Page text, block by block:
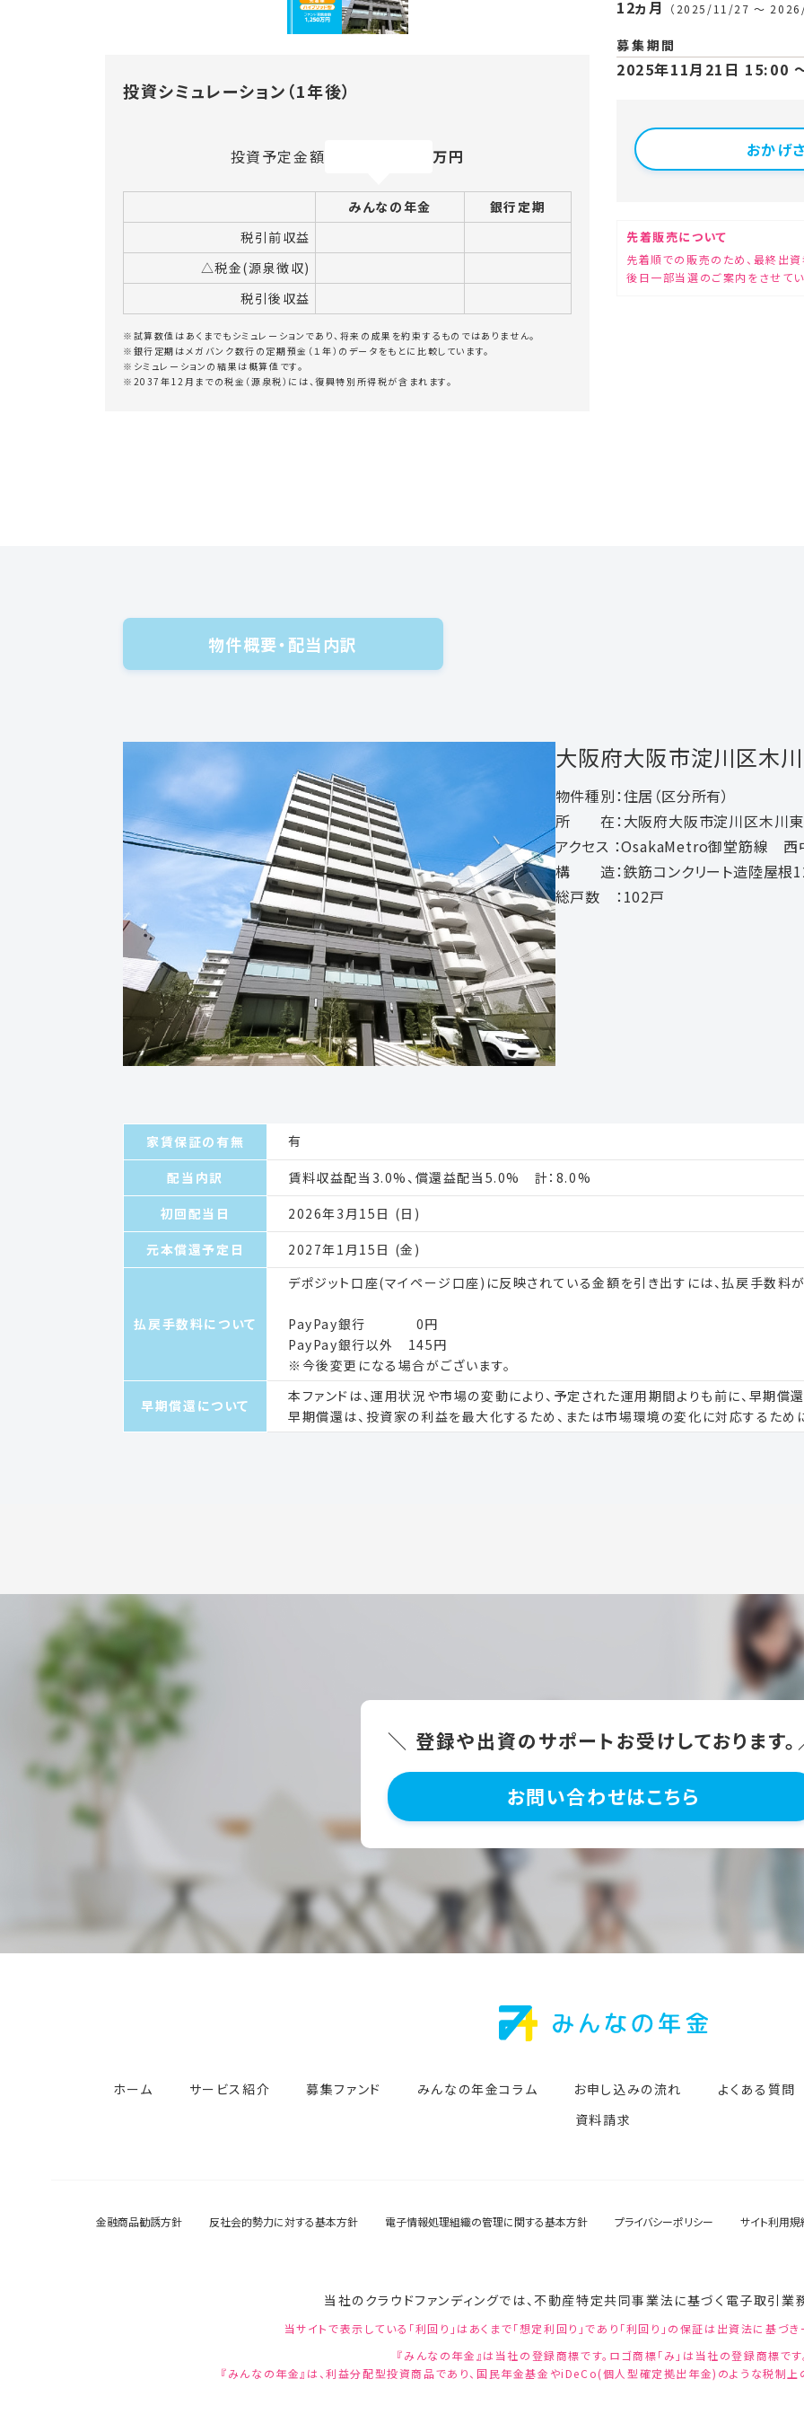
投資シミュレーション（1年後）
投資予定金額 万円
みんなの年金
銀行定期
税引前収益
△税金(源泉徴収)
税引後収益
※試算数値はあくまでもシミュレーションであり、将来の成果を約束するものではありません。
※銀行定期はメガバンク数行の定期預金（１年）のデータをもとに比較しています。
※シミュレーションの結果は概算値です。
※2037年12月までの税金（源泉税）には、復興特別所得税が含まれます。
12ヵ月 （2025/11/27 〜
募集期間
2025年11月21日 15:00
おかげ
先着販売について
先着順での販売のため、最終出
後日一部当選のご案内をさせてい
物件概要・配当内訳
大阪府大阪市淀川区木
物件種別：住居（区分所有）
所 在：大阪府大阪市淀川区木川
アクセス ：OsakaMetro御堂筋線
構 造：鉄筋コンクリート造陸屋根
総戸数 ：102戸
家賃保証の有無 有
配当内訳
賃料収益配当3.0%、償還益配当5.0% 計：8.0%
初回配当日
2026年3月15日 (日)
元本償還予定日
2027年1月15日 (金)
払戻手数料について
デポジット口座(マイページ口座)に反映されている金額を引き出すには、払戻手数料
PayPay銀行 0円
PayPay銀行以外 145円
※今後変更になる場合がございます。
早期償還について
本ファンドは、運用状況や市場の変動により、予定された運用期間よりも前に、早期償
早期償還は、投資家の利益を最大化するため、または市場環境の変化に対応するため
＼ 登録や出資のサポートお受けしております。
お問い合わせはこちら
ホーム サービス紹介 募集ファンド みんなの年金コラム お申し込みの流れ
よくある質問
資料請求
金融商品勧誘方針 反社会的勢力に対する基本方針 電子情報処理組織の管理に関する基本方針 プライバシーポリシー サイト利用規
当社のクラウドファンディングでは、不動産特定共同事業法に基づく電子取引業
当サイトで表示している「利回り」はあくまで「想定利回り」であり「利回り」の保証は出資法に基づ
『みんなの年金』は当社の登録商標です。ロゴ商標「み」は当社の登録商標です
『みんなの年金』は、利益分配型投資商品であり、国民年金基金やiDeCo(個人型確定拠出年金)のような税制